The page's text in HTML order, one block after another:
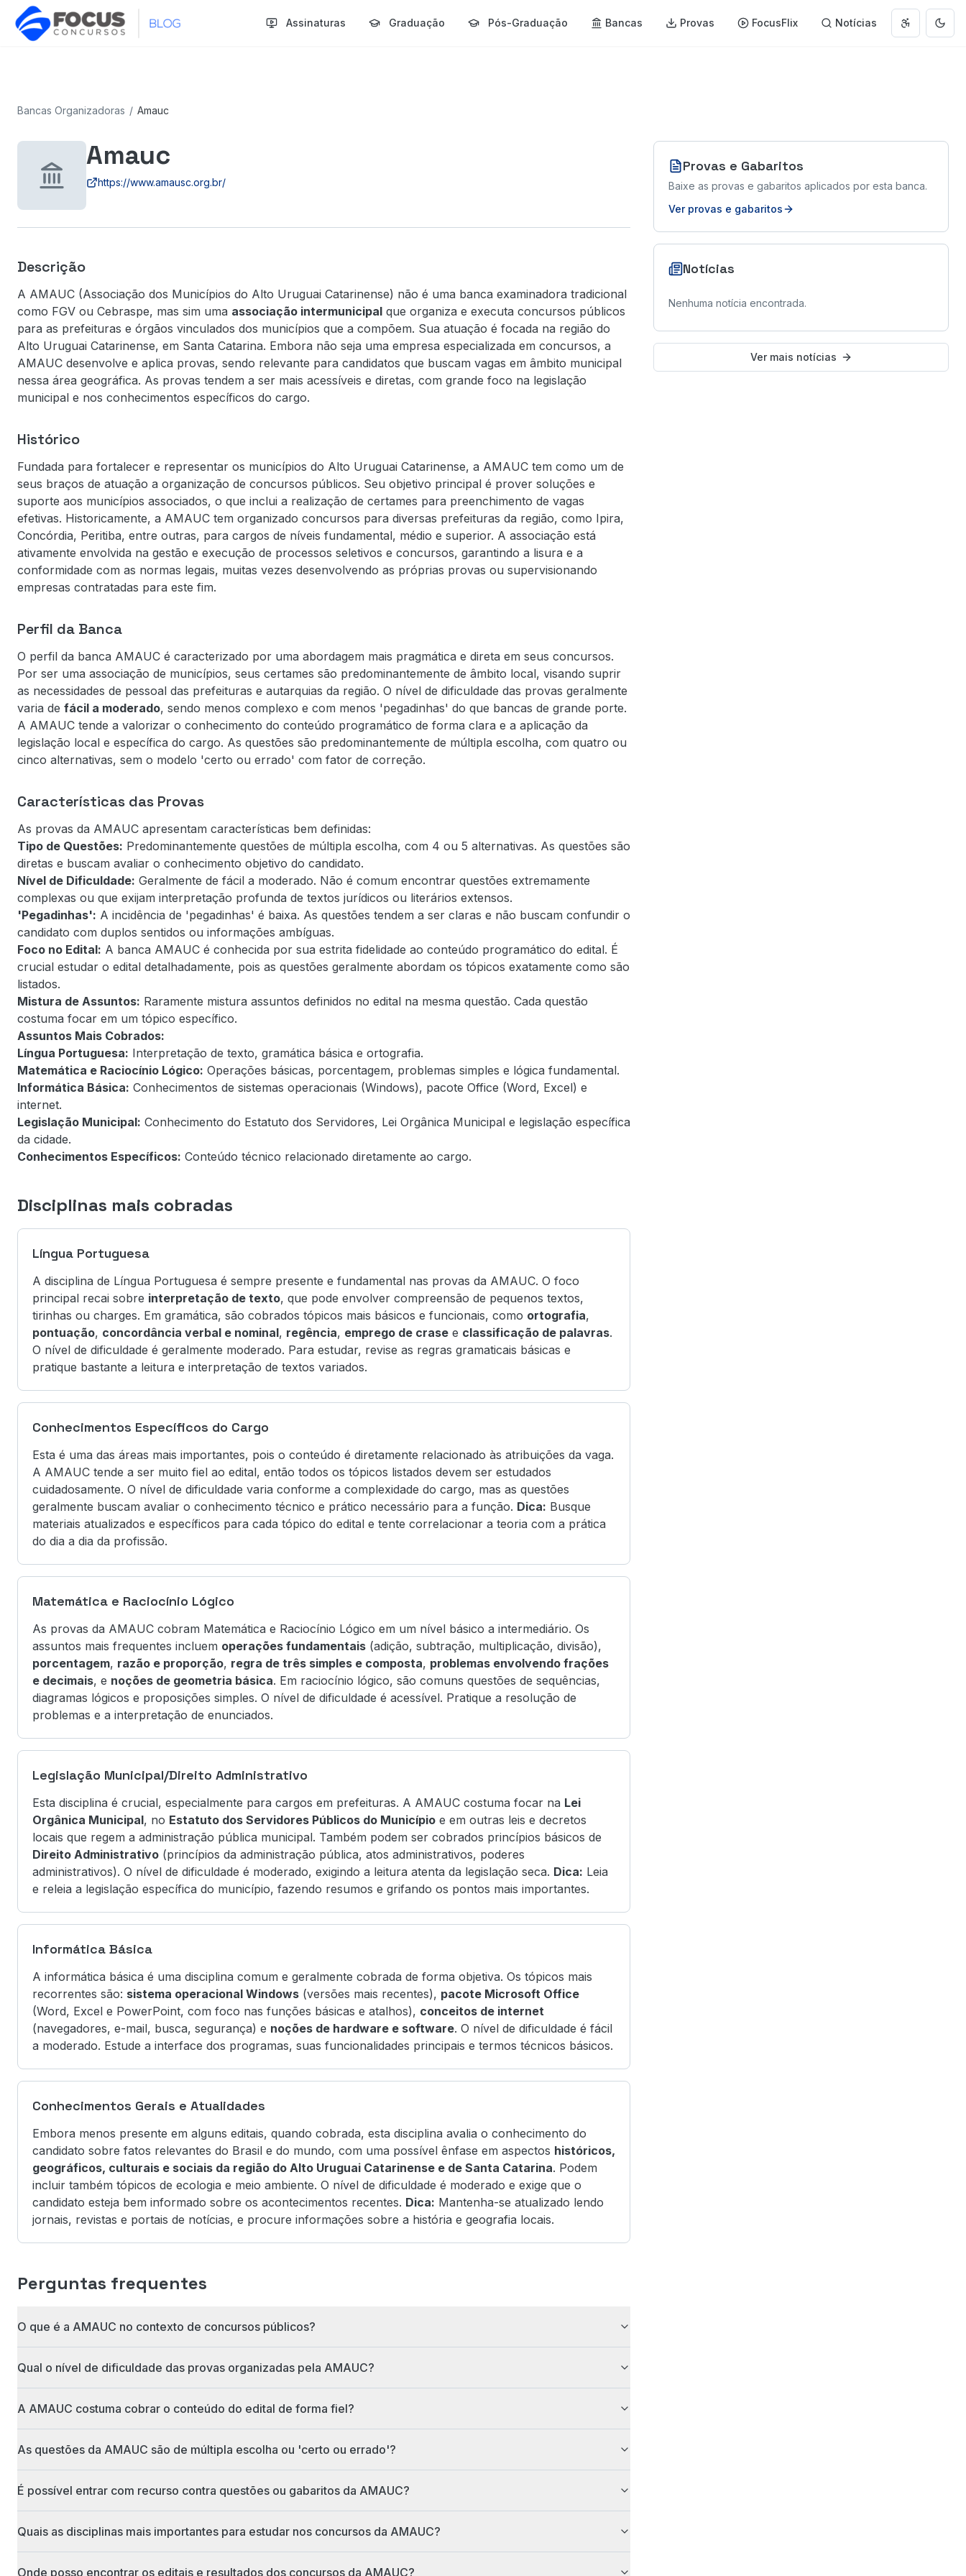
Assinaturas Graduação Pós-Graduação Bancas Provas FocusFlix Notícias Abrir menu
Bancas Organizadoras / Amauc
Amauc
https://www.amausc.org.br/
Descrição
A AMAUC (Associação dos Municípios do Alto Uruguai Catarinense) não é uma banca examinadora tradicional
como FGV ou Cebraspe, mas sim uma associação intermunicipal que organiza e executa concursos públicos
para as prefeituras e órgãos vinculados dos municípios que a compõem. Sua atuação é focada na região do
Alto Uruguai Catarinense, em Santa Catarina. Embora não seja uma empresa especializada em concursos, a
AMAUC desenvolve e aplica provas, sendo relevante para candidatos que buscam vagas em âmbito municipal
nessa área geográfica. As provas tendem a ser mais acessíveis e diretas, com grande foco na legislação
municipal e nos conhecimentos específicos do cargo.
Histórico
Fundada para fortalecer e representar os municípios do Alto Uruguai Catarinense, a AMAUC tem como um de
seus braços de atuação a organização de concursos públicos. Seu objetivo principal é prover soluções e
suporte aos municípios associados, o que inclui a realização de certames para preenchimento de vagas
efetivas. Historicamente, a AMAUC tem organizado concursos para diversas prefeituras da região, como Ipira,
Concórdia, Peritiba, entre outras, para cargos de níveis fundamental, médio e superior. A associação está
ativamente envolvida na gestão e execução de processos seletivos e concursos, garantindo a lisura e a
conformidade com as normas legais, muitas vezes desenvolvendo as próprias provas ou supervisionando
empresas contratadas para este fim.
Perfil da Banca
O perfil da banca AMAUC é caracterizado por uma abordagem mais pragmática e direta em seus concursos.
Por ser uma associação de municípios, seus certames são predominantemente de âmbito local, visando suprir
as necessidades de pessoal das prefeituras e autarquias da região. O nível de dificuldade das provas geralmente
varia de fácil a moderado, sendo menos complexo e com menos 'pegadinhas' do que bancas de grande porte.
A AMAUC tende a valorizar o conhecimento do conteúdo programático de forma clara e a aplicação da
legislação local e específica do cargo. As questões são predominantemente de múltipla escolha, com quatro ou
cinco alternativas, sem o modelo 'certo ou errado' com fator de correção.
Características das Provas
As provas da AMAUC apresentam características bem definidas:
Tipo de Questões: Predominantemente questões de múltipla escolha, com 4 ou 5 alternativas. As questões são
diretas e buscam avaliar o conhecimento objetivo do candidato.
Nível de Dificuldade: Geralmente de fácil a moderado. Não é comum encontrar questões extremamente
complexas ou que exijam interpretação profunda de textos jurídicos ou literários extensos.
'Pegadinhas': A incidência de 'pegadinhas' é baixa. As questões tendem a ser claras e não buscam confundir o
candidato com duplos sentidos ou informações ambíguas.
Foco no Edital: A banca AMAUC é conhecida por sua estrita fidelidade ao conteúdo programático do edital. É
crucial estudar o edital detalhadamente, pois as questões geralmente abordam os tópicos exatamente como são
listados.
Mistura de Assuntos: Raramente mistura assuntos definidos no edital na mesma questão. Cada questão
costuma focar em um tópico específico.
Assuntos Mais Cobrados:
Língua Portuguesa: Interpretação de texto, gramática básica e ortografia.
Matemática e Raciocínio Lógico: Operações básicas, porcentagem, problemas simples e lógica fundamental.
Informática Básica: Conhecimentos de sistemas operacionais (Windows), pacote Office (Word, Excel) e
internet.
Legislação Municipal: Conhecimento do Estatuto dos Servidores, Lei Orgânica Municipal e legislação específica
da cidade.
Conhecimentos Específicos: Conteúdo técnico relacionado diretamente ao cargo.
Disciplinas mais cobradas
Língua Portuguesa
A disciplina de Língua Portuguesa é sempre presente e fundamental nas provas da AMAUC. O foco
principal recai sobre interpretação de texto, que pode envolver compreensão de pequenos textos,
tirinhas ou charges. Em gramática, são cobrados tópicos mais básicos e funcionais, como ortografia,
pontuação, concordância verbal e nominal, regência, emprego de crase e classificação de palavras.
O nível de dificuldade é geralmente moderado. Para estudar, revise as regras gramaticais básicas e
pratique bastante a leitura e interpretação de textos variados.
Conhecimentos Específicos do Cargo
Esta é uma das áreas mais importantes, pois o conteúdo é diretamente relacionado às atribuições da vaga.
A AMAUC tende a ser muito fiel ao edital, então todos os tópicos listados devem ser estudados
cuidadosamente. O nível de dificuldade varia conforme a complexidade do cargo, mas as questões
geralmente buscam avaliar o conhecimento técnico e prático necessário para a função. Dica: Busque
materiais atualizados e específicos para cada tópico do edital e tente correlacionar a teoria com a prática
do dia a dia da profissão.
Matemática e Raciocínio Lógico
As provas da AMAUC cobram Matemática e Raciocínio Lógico em um nível básico a intermediário. Os
assuntos mais frequentes incluem operações fundamentais (adição, subtração, multiplicação, divisão),
porcentagem, razão e proporção, regra de três simples e composta, problemas envolvendo frações
e decimais, e noções de geometria básica. Em raciocínio lógico, são comuns questões de sequências,
diagramas lógicos e proposições simples. O nível de dificuldade é acessível. Pratique a resolução de
problemas e a interpretação de enunciados.
Legislação Municipal/Direito Administrativo
Esta disciplina é crucial, especialmente para cargos em prefeituras. A AMAUC costuma focar na Lei
Orgânica Municipal, no Estatuto dos Servidores Públicos do Município e em outras leis e decretos
locais que regem a administração pública municipal. Também podem ser cobrados princípios básicos de
Direito Administrativo (princípios da administração pública, atos administrativos, poderes
administrativos). O nível de dificuldade é moderado, exigindo a leitura atenta da legislação seca. Dica: Leia
e releia a legislação específica do município, fazendo resumos e grifando os pontos mais importantes.
Informática Básica
A informática básica é uma disciplina comum e geralmente cobrada de forma objetiva. Os tópicos mais
recorrentes são: sistema operacional Windows (versões mais recentes), pacote Microsoft Office
(Word, Excel e PowerPoint, com foco nas funções básicas e atalhos), conceitos de internet
(navegadores, e-mail, busca, segurança) e noções de hardware e software. O nível de dificuldade é fácil
a moderado. Estude a interface dos programas, suas funcionalidades principais e termos técnicos básicos.
Conhecimentos Gerais e Atualidades
Embora menos presente em alguns editais, quando cobrada, esta disciplina avalia o conhecimento do
candidato sobre fatos relevantes do Brasil e do mundo, com uma possível ênfase em aspectos históricos,
geográficos, culturais e sociais da região do Alto Uruguai Catarinense e de Santa Catarina. Podem
incluir também tópicos de ecologia e meio ambiente. O nível de dificuldade é moderado e exige que o
candidato esteja bem informado sobre os acontecimentos recentes. Dica: Mantenha-se atualizado lendo
jornais, revistas e portais de notícias, e procure informações sobre a história e geografia locais.
Perguntas frequentes
O que é a AMAUC no contexto de concursos públicos?
Qual o nível de dificuldade das provas organizadas pela AMAUC?
A AMAUC costuma cobrar o conteúdo do edital de forma fiel?
As questões da AMAUC são de múltipla escolha ou 'certo ou errado'?
É possível entrar com recurso contra questões ou gabaritos da AMAUC?
Quais as disciplinas mais importantes para estudar nos concursos da AMAUC?
Onde posso encontrar os editais e resultados dos concursos da AMAUC?
Provas e Gabaritos
Baixe as provas e gabaritos aplicados por esta banca.
Ver provas e gabaritos
Notícias
Nenhuma notícia encontrada.
Ver mais notícias